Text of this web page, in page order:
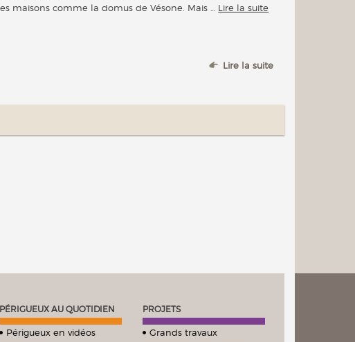
maisons comme la domus de Vésone. Mais … Lire la suite
Lire la suite
PÉRIGUEUX AU QUOTIDIEN
Périgueux en vidéos
PROJETS
Grands travaux